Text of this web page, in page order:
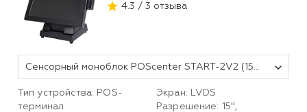
4.3 / 3 отзыва
Сенсорный моноблок POScenter START-2V2 (15", Resistive, J3455, RAM 8Gb, SSD M2 SATA 128Gb, БЕЗ MSR) без ОС
Тип устройства: POS-
терминал
Экран: LVDS
Разрешение: 15",